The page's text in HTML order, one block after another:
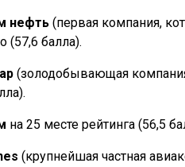
нефть (первая компания,
(57,6 балла).
(золодобывающая
на 25 месте рейтинга (56,5
(крупнейшая частная